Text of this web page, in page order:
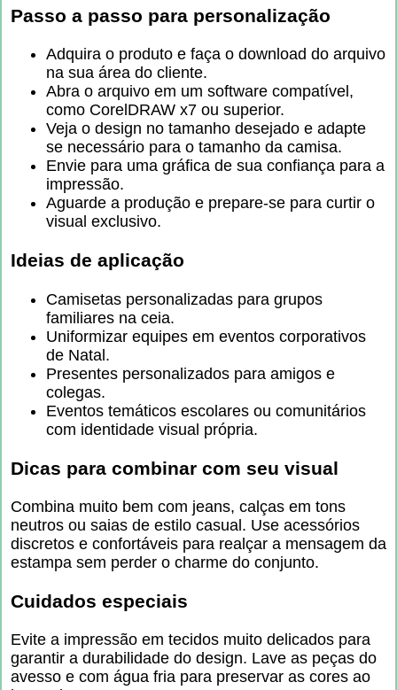
Passo a passo para personalização
Adquira o produto e faça o download do arquivo
na sua área do cliente.
Abra o arquivo em um software compatível,
como CorelDRAW x7 ou superior.
Veja o design no tamanho desejado e adapte
se necessário para o tamanho da camisa.
Envie para uma gráfica de sua confiança para a
impressão.
Aguarde a produção e prepare-se para curtir o
visual exclusivo.
Ideias de aplicação
Camisetas personalizadas para grupos
familiares na ceia.
Uniformizar equipes em eventos corporativos
de Natal.
Presentes personalizados para amigos e
colegas.
Eventos temáticos escolares ou comunitários
com identidade visual própria.
Dicas para combinar com seu visual
Combina muito bem com jeans, calças em tons
neutros ou saias de estilo casual. Use acessórios
discretos e confortáveis para realçar a mensagem da
estampa sem perder o charme do conjunto.
Cuidados especiais
Evite a impressão em tecidos muito delicados para
garantir a durabilidade do design. Lave as peças do
avesso e com água fria para preservar as cores ao